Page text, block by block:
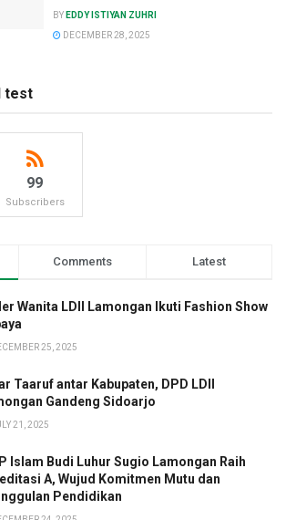
BY EDDY ISTIYAN ZUHRI
DECEMBER 28, 2025
test
99
Subscribers
Comments Latest
Wanita LDII Lamongan Ikuti Fashion Show
25, 2025
Taaruf antar Kabupaten, DPD LDII
Gandeng Sidoarjo
21, 2025
Islam Budi Luhur Sugio Lamongan Raih
A, Wujud Komitmen Mutu dan
Pendidikan